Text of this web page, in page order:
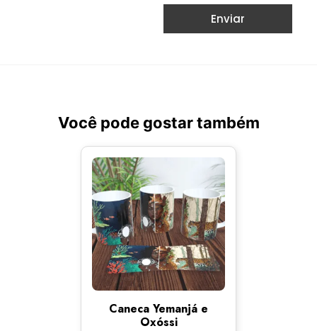
Você pode gostar também
Caneca Yemanjá e
Oxóssi